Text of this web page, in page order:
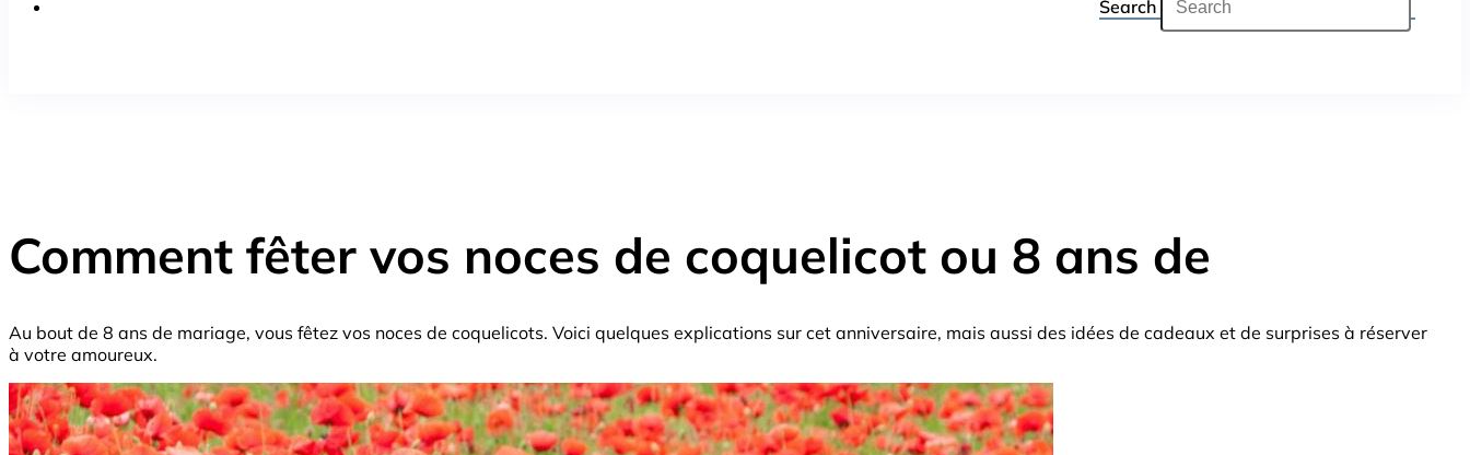
Search
Comment fêter vos noces de coquelicot ou 8 ans de
Au bout de 8 ans de mariage, vous fêtez vos noces de coquelicots. Voici quelques explications sur cet anniversaire, mais aussi des idées de cadeaux et de surprises à réserver
à votre amoureux.